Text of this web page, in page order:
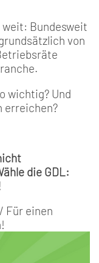
Bundesweit
von
wichtig? Und
erreichen?
die GDL:
Für einen